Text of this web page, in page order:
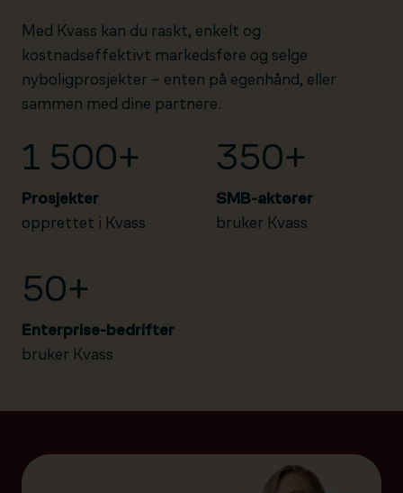
Med Kvass kan du raskt, enkelt og
kostnadseffektivt markedsføre og selge
nyboligprosjekter – enten på egenhånd, eller
sammen med dine partnere.
1 500+
Prosjekter
opprettet i Kvass
350+
SMB-aktører
bruker Kvass
50+
Enterprise-bedrifter
bruker Kvass